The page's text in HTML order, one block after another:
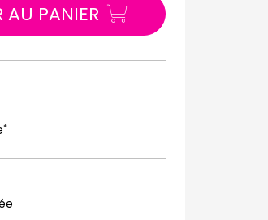
AU PANIER
*